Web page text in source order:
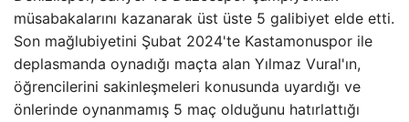
müsabakalarını kazanarak üst üste 5 galibiyet elde etti.
Son mağlubiyetini Şubat 2024'te Kastamonuspor ile
deplasmanda oynadığı maçta alan Yılmaz Vural'ın,
öğrencilerini sakinleşmeleri konusunda uyardığı ve
önlerinde oynanmamış 5 maç olduğunu hatırlattığı